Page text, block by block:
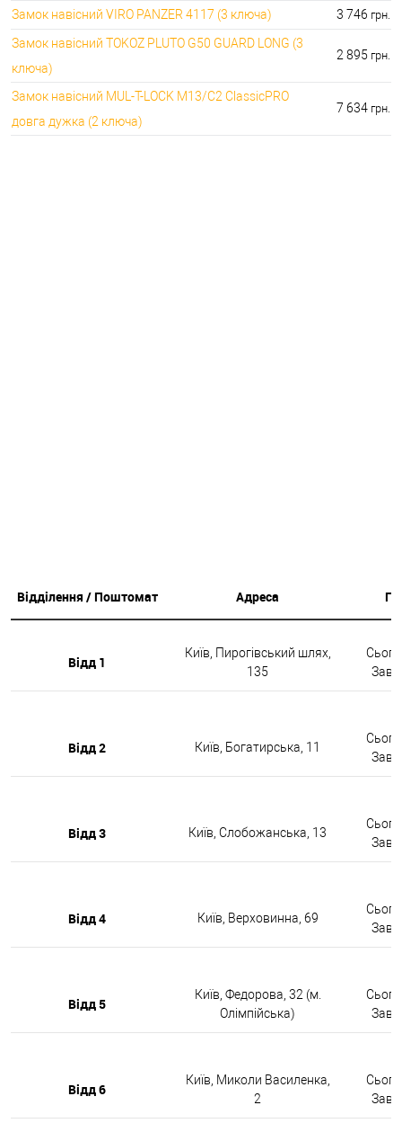
Замок навісний VIRO PANZER 4117 (3 ключа) 3 746 грн.
Замок навісний TOKOZ PLUTO G50 GUARD LONG (3
ключа)
2 895 грн.
Замок навісний MUL-T-LOCK M13/C2 ClassicPRO
довга дужка (2 ключа)
7 634 грн.
Відділення / Поштомат Адреса
Відд 1
Київ, Пирогівський шлях,
135
Відд 2 Київ, Богатирська, 11
Відд 3 Київ, Слобожанська, 13
Відд 4 Київ, Верховинна, 69
Відд 5
Київ, Федорова, 32 (м.
Олімпійська)
Відд 6
Київ, Миколи Василенка,
2